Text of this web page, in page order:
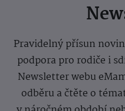
Pravidelný přísun
podpora pro rodiče i
Newsletter webu
odběru a čtěte o